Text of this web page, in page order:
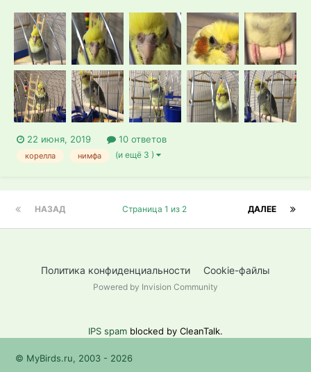
видно.
22 июня, 2019 10 ответов
корелла нимфа (и ещё 3 )
НАЗАД ДАЛЕЕ
Страница 1 из 2
Политика конфиденциальности Cookie-файлы
Powered by Invision Community
IPS spam blocked by CleanTalk.
© MyBirds.ru, 2003 - 2026